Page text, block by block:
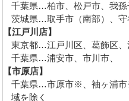
千葉県…柏市、松戸市、我孫
茨城県…取手市（南部）、守
【江戸川店】
東京都…江戸川区、葛飾区、
千葉県…浦安市、市川市、
【市原店】
千葉県…市原市※、袖ヶ浦
域を除く